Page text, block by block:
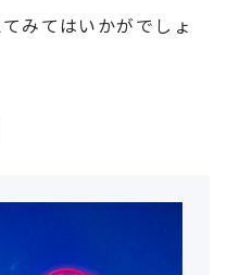
みてはいかがでしょ